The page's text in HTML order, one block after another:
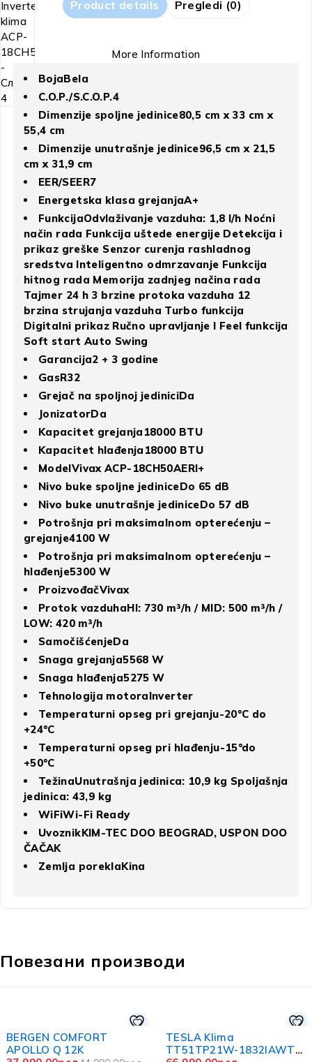
Product details Pregledi (0)
More Information
BojaBela
C.O.P./S.C.O.P.4
Dimenzije spoljne jedinice80,5 cm x 33 cm x
55,4 cm
Dimenzije unutrašnje jedinice96,5 cm x 21,5
cm x 31,9 cm
EER/SEER7
Energetska klasa grejanjaA+
FunkcijaOdvlaživanje vazduha: 1,8 l/h Noćni
način rada Funkcija uštede energije Detekcija i
prikaz greške Senzor curenja rashladnog
sredstva Inteligentno odmrzavanje Funkcija
hitnog rada Memorija zadnjeg načina rada
Tajmer 24 h 3 brzine protoka vazduha 12
brzina strujanja vazduha Turbo funkcija
Digitalni prikaz Ručno upravljanje I Feel funkcija
Soft start Auto Swing
Garancija2 + 3 godine
GasR32
Grejač na spoljnoj jediniciDa
JonizatorDa
Kapacitet grejanja18000 BTU
Kapacitet hlađenja18000 BTU
ModelVivax ACP-18CH50AERI+
Nivo buke spoljne jediniceDo 65 dB
Nivo buke unutrašnje jediniceDo 57 dB
Potrošnja pri maksimalnom opterećenju –
grejanje4100 W
Potrošnja pri maksimalnom opterećenju –
hlađenje5300 W
ProizvođačVivax
Protok vazduhaHI: 730 m³/h / MID: 500 m³/h /
LOW: 420 m³/h
SamočišćenjeDa
Snaga grejanja5568 W
Snaga hlađenja5275 W
Tehnologija motoraInverter
Temperaturni opseg pri grejanju-20°C do
+24°C
Temperaturni opseg pri hlađenju-15°do
+50°C
TežinaUnutrašnja jedinica: 10,9 kg Spoljašnja
jedinica: 43,9 kg
WiFiWi-Fi Ready
UvoznikKIM-TEC DOO BEOGRAD, USPON DOO
ČAČAK
Zemlja poreklaKina
Повезани производи
TESLA Klima
TT51TP21W-1832IAWT